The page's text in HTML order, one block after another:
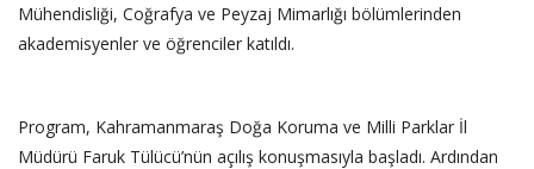
Mühendisliği, Coğrafya ve Peyzaj Mimarlığı bölümlerinden
akademisyenler ve öğrenciler katıldı.
Program, Kahramanmaraş Doğa Koruma ve Milli Parklar İl
Müdürü Faruk Tülücü’nün açılış konuşmasıyla başladı. Ardından